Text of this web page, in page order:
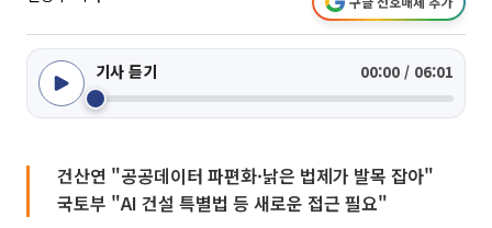
기사 듣기 00:00 / 06:01
건산연 "공공데이터 파편화·낡은 법제가 발목 잡아"
국토부 "AI 건설 특별법 등 새로운 접근 필요"